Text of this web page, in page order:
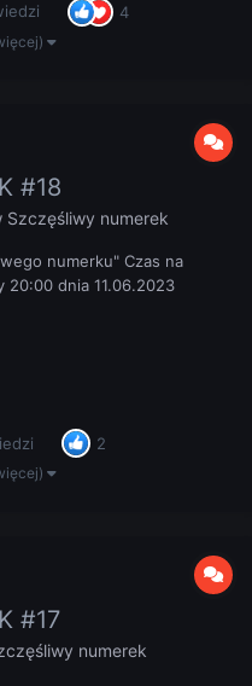
4
#18
Szczęśliwy numerek
numerku" Czas na
dnia 11.06.2023
2
#17
numerek